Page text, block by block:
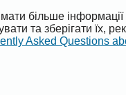
більше
та зберігати їх,
Asked Questions